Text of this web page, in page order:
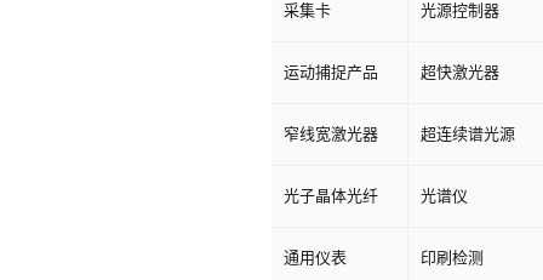
采集卡 光源控制器
运动捕捉产品 超快激光器
窄线宽激光器 超连续谱光源
光子晶体光纤 光谱仪
通用仪表 印刷检测